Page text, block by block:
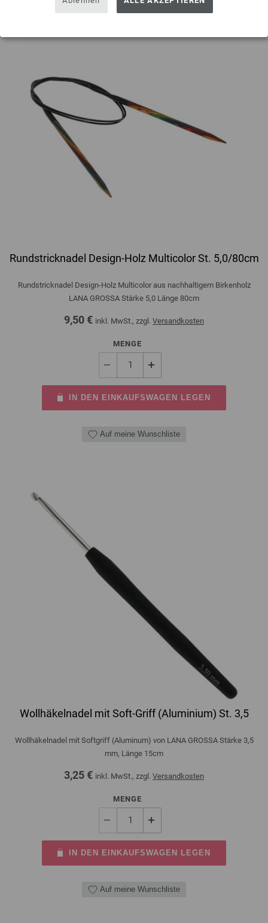
Rundstricknadel Design-Holz Multicolor St. 5,0/80cm
Rundstricknadel Design-Holz Multicolor aus nachhaltigem Birkenholz
LANA GROSSA Stärke 5,0 Länge 80cm
9,50 € inkl. MwSt., zzgl. Versandkosten
MENGE
IN DEN EINKAUFSWAGEN LEGEN
Auf meine Wunschliste
Wollhäkelnadel mit Soft-Griff (Aluminium) St. 3,5
Wollhäkelnadel mit Softgriff (Aluminum) von LANA GROSSA Stärke 3,5
mm, Länge 15cm
3,25 € inkl. MwSt., zzgl. Versandkosten
MENGE
IN DEN EINKAUFSWAGEN LEGEN
Auf meine Wunschliste